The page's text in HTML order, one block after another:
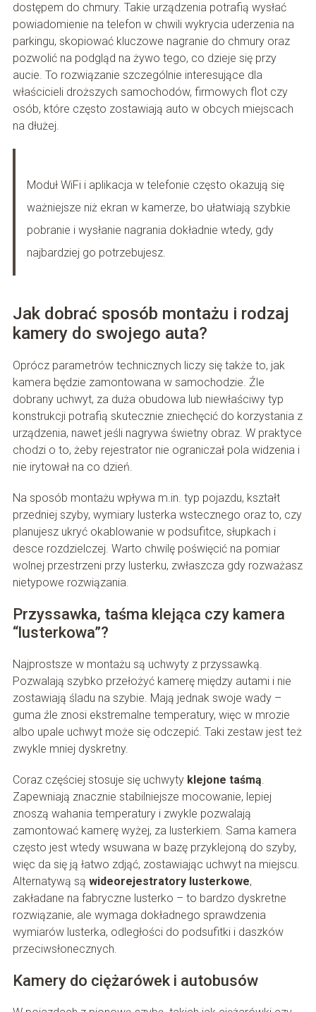
dostępem do chmury. Takie urządzenia potrafią wysłać
powiadomienie na telefon w chwili wykrycia uderzenia na
parkingu, skopiować kluczowe nagranie do chmury oraz
pozwolić na podgląd na żywo tego, co dzieje się przy
aucie. To rozwiązanie szczególnie interesujące dla
właścicieli droższych samochodów, firmowych flot czy
osób, które często zostawiają auto w obcych miejscach
na dłużej.
Moduł WiFi i aplikacja w telefonie często okazują się
ważniejsze niż ekran w kamerze, bo ułatwiają szybkie
pobranie i wysłanie nagrania dokładnie wtedy, gdy
najbardziej go potrzebujesz.
Jak dobrać sposób montażu i rodzaj
kamery do swojego auta?
Oprócz parametrów technicznych liczy się także to, jak
kamera będzie zamontowana w samochodzie. Źle
dobrany uchwyt, za duża obudowa lub niewłaściwy typ
konstrukcji potrafią skutecznie zniechęcić do korzystania z
urządzenia, nawet jeśli nagrywa świetny obraz. W praktyce
chodzi o to, żeby rejestrator nie ograniczał pola widzenia i
nie irytował na co dzień.
Na sposób montażu wpływa m.in. typ pojazdu, kształt
przedniej szyby, wymiary lusterka wstecznego oraz to, czy
planujesz ukryć okablowanie w podsufitce, słupkach i
desce rozdzielczej. Warto chwilę poświęcić na pomiar
wolnej przestrzeni przy lusterku, zwłaszcza gdy rozważasz
nietypowe rozwiązania.
Przyssawka, taśma klejąca czy kamera
“lusterkowa”?
Najprostsze w montażu są uchwyty z przyssawką.
Pozwalają szybko przełożyć kamerę między autami i nie
zostawiają śladu na szybie. Mają jednak swoje wady –
guma źle znosi ekstremalne temperatury, więc w mrozie
albo upale uchwyt może się odczepić. Taki zestaw jest też
zwykle mniej dyskretny.
Coraz częściej stosuje się uchwyty klejone taśmą.
Zapewniają znacznie stabilniejsze mocowanie, lepiej
znoszą wahania temperatury i zwykle pozwalają
zamontować kamerę wyżej, za lusterkiem. Sama kamera
często jest wtedy wsuwana w bazę przyklejoną do szyby,
więc da się ją łatwo zdjąć, zostawiając uchwyt na miejscu.
Alternatywą są wideorejestratory lusterkowe,
zakładane na fabryczne lusterko – to bardzo dyskretne
rozwiązanie, ale wymaga dokładnego sprawdzenia
wymiarów lusterka, odległości do podsufitki i daszków
przeciwsłonecznych.
Kamery do ciężarówek i autobusów